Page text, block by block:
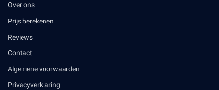
Over ons
Prijs berekenen
Reviews
Contact
Algemene voorwaarden
Privacyverklaring